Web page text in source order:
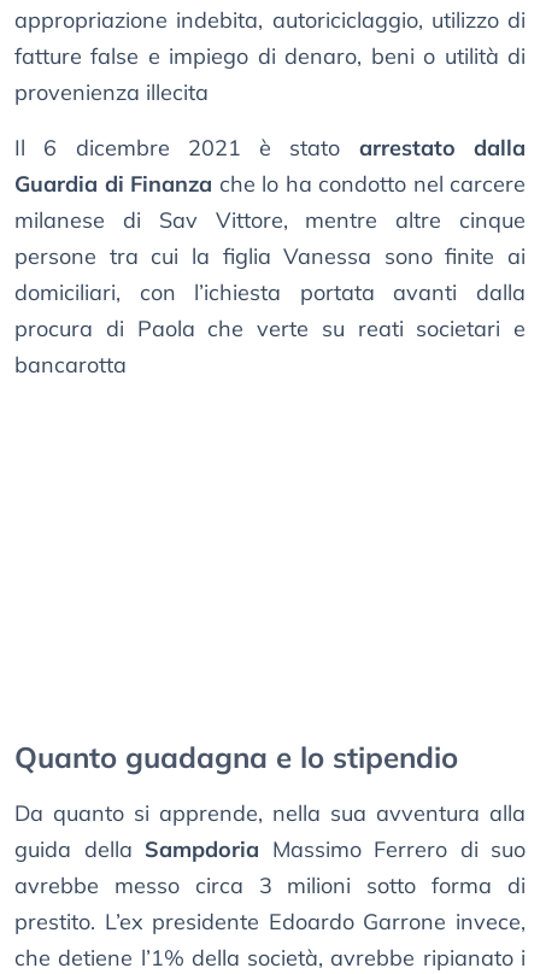
appropriazione indebita, autoriciclaggio, utilizzo di
fatture false e impiego di denaro, beni o utilità di
provenienza illecita
Il 6 dicembre 2021 è stato arrestato dalla
Guardia di Finanza che lo ha condotto nel carcere
milanese di Sav Vittore, mentre altre cinque
persone tra cui la figlia Vanessa sono finite ai
domiciliari, con l’ichiesta portata avanti dalla
procura di Paola che verte su reati societari e
bancarotta
Quanto guadagna e lo stipendio
Da quanto si apprende, nella sua avventura alla
guida della Sampdoria Massimo Ferrero di suo
avrebbe messo circa 3 milioni sotto forma di
prestito. L’ex presidente Edoardo Garrone invece,
che detiene l’1% della società, avrebbe ripianato i